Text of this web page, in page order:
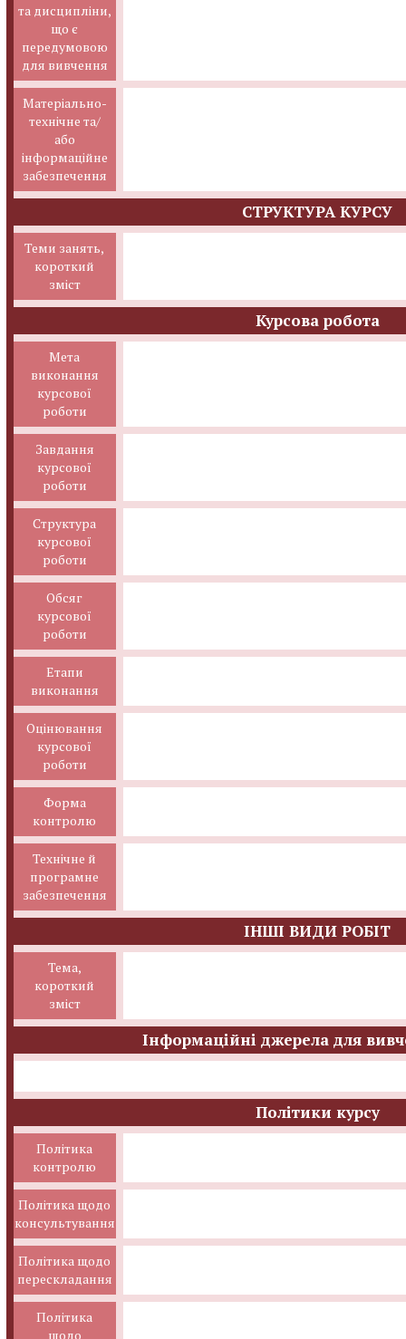
та дисципліни,
що є
передумовою
для вивчення
Матеріально-
технічне та/
або
інформаційне
забезпечення
СТРУКТУРА КУРСУ
Теми занять,
короткий
зміст
Курсова робота
Мета
виконання
курсової
роботи
Завдання
курсової
роботи
Структура
курсової
роботи
Обсяг
курсової
роботи
Етапи
виконання
Оцінювання
курсової
роботи
Форма
контролю
Технічне й
програмне
забезпечення
ІНШІ ВИДИ РОБІТ
Тема,
короткий
зміст
Інформаційні джерела для
Політики курсу
Політика
контролю
Політика щодо
консультування
Політика щодо
перескладання
Політика
щодо